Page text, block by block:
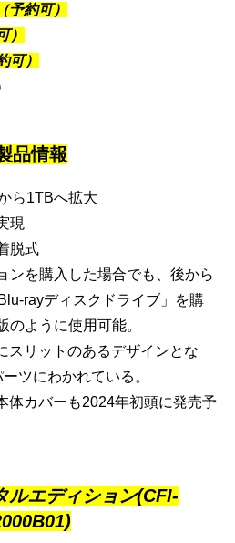
（予約可）
）
可）
品情報
ら1TBへ拡大
現
脱式
ンを購入した場合でも、後から
rayディスクドライブ」を購
のように使用可能。
スリットのあるデザインとな
ツにわかれている。
体カバーも2024年初頭に発売予
ルエディション(CFI-